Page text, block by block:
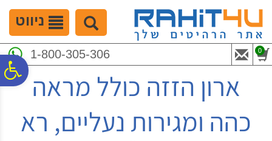
נגישות
המרכזי
ניווט
1-800-305-306 0
ארון הזזה כולל מראה
כהה ומגירות נעליים, רא